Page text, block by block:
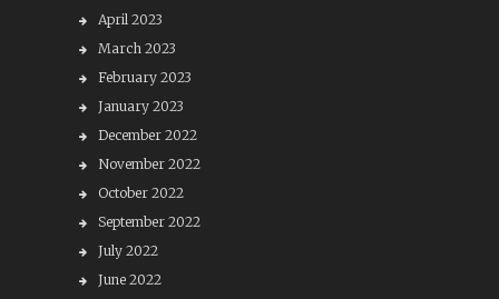
April 2023
March 2023
February 2023
January 2023
December 2022
November 2022
October 2022
September 2022
July 2022
June 2022